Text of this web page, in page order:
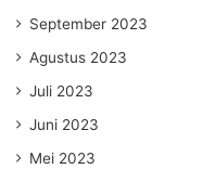
September 2023
Agustus 2023
Juli 2023
Juni 2023
Mei 2023